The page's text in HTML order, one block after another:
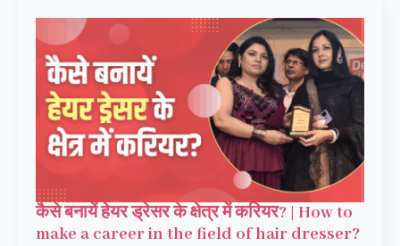
कैसे बनायें हेयर ड्रेसर के क्षेत्र में करियर? | How to
make a career in the field of hair dresser?